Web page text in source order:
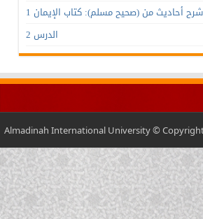
الدرس 2
Almadinah International University © Copyright